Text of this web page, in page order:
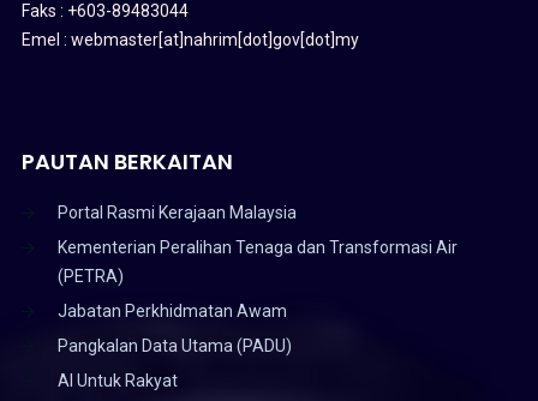
Faks : +603-89483044
Emel : webmaster[at]nahrim[dot]gov[dot]my
PAUTAN BERKAITAN
Portal Rasmi Kerajaan Malaysia
Kementerian Peralihan Tenaga dan Transformasi Air
(PETRA)
Jabatan Perkhidmatan Awam
Pangkalan Data Utama (PADU)
AI Untuk Rakyat